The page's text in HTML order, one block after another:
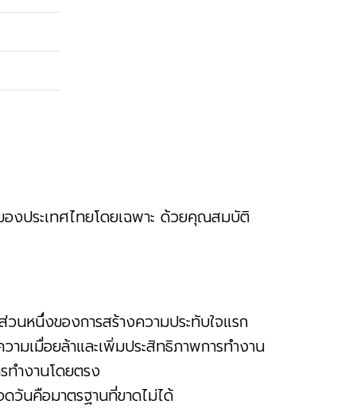
งประเทศไทยโดยเฉพาะ ด้วยคุณสมบัติ
หนึ่งของการสร้างความประทับใจแรก
มเมื่อยล้าและเพิ่มประสิทธิภาพการทำงาน
ำงานโดยตรง
วันคือมาตรฐานที่ขาดไม่ได้